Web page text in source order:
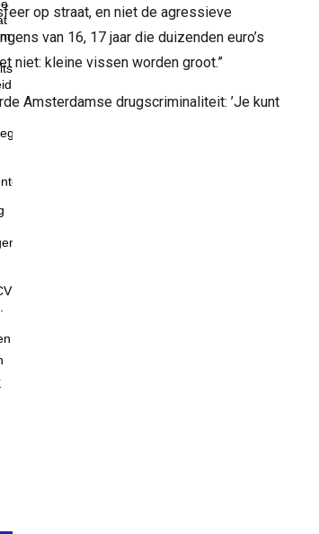
op straat, en niet de agressieve
van 16, 17 jaar die duizenden euro’s
niet: kleine vissen worden groot.”
Amsterdamse drugscriminaliteit: ’Je kunt